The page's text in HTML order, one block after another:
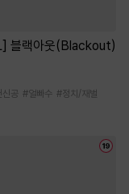
블랙아웃(Blackout)
신공 #얼빠수 #정치/재벌